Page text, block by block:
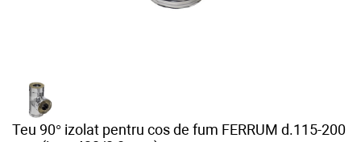
Teu 90° izolat pentru cos de fum FERRUM d.115-200